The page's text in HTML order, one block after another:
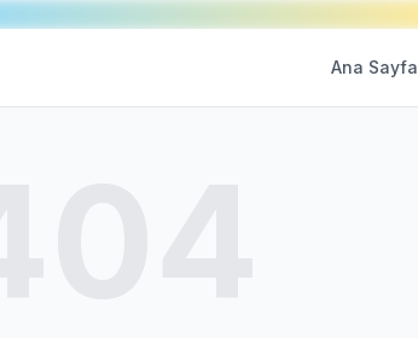
Ana Sayfa